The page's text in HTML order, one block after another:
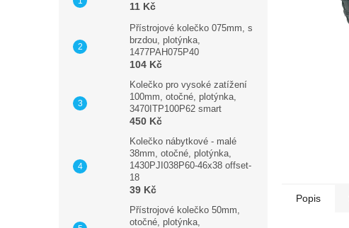
11 Kč
Přístrojové kolečko 075mm, s
brzdou, plotýnka,
1477PAH075P40
104 Kč
Kolečko pro vysoké zatížení
100mm, otočné, plotýnka,
3470ITP100P62 smart
450 Kč
Kolečko nábytkové - malé
38mm, otočné, plotýnka,
1430PJI038P60-46x38 offset-
18
39 Kč
Přístrojové kolečko 50mm,
otočné, plotýnka,
Popis